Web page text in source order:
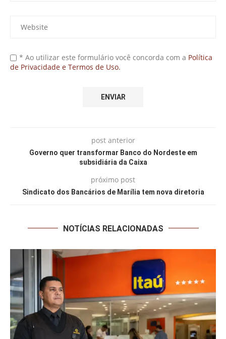
* Ao utilizar este formulário você concorda com a Política
de Privacidade e Termos de Uso.
post anterior
Governo quer transformar Banco do Nordeste em
subsidiária da Caixa
próximo post
Sindicato dos Bancários de Marília tem nova diretoria
NOTÍCIAS RELACIONADAS